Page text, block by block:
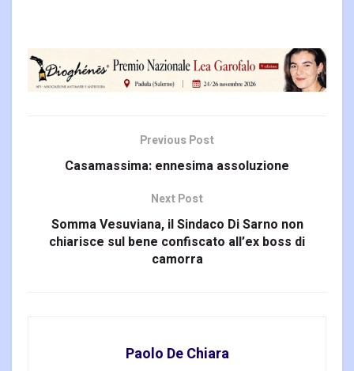
Previous Post
Casamassima: ennesima assoluzione
Next Post
Somma Vesuviana, il Sindaco Di Sarno non
chiarisce sul bene confiscato all’ex boss di
camorra
Paolo De Chiara